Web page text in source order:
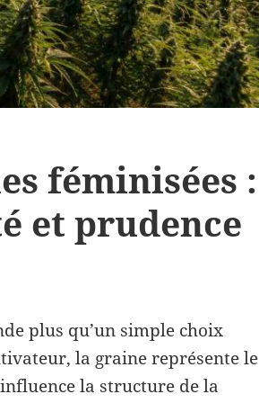
féminisées :
et prudence
plus qu’un simple choix
la graine représente le
la structure de la